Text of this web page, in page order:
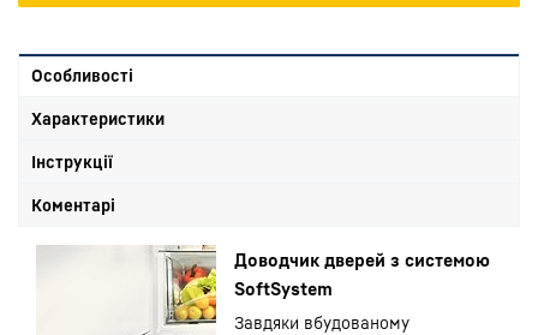
Особливості
Характеристики
Інструкції
Коментарі
Доводчик дверей з системою
SoftSystem
Завдяки вбудованому